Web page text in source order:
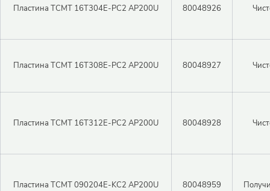
Пластина TCMT 16T304E-PC2 AP200U 80048926
Пластина TCMT 16T308E-PC2 AP200U 80048927
Пластина TCMT 16T312E-PC2 AP200U 80048928
Пластина TCMT 090204E-KC2 AP200U 80048959